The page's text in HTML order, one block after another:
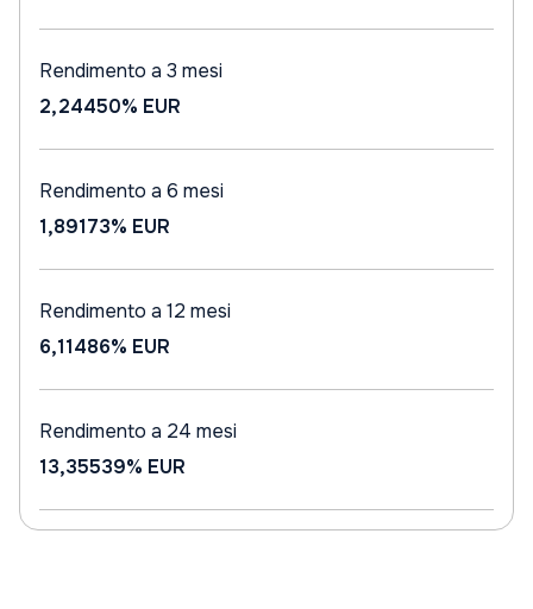
Rendimento a 3 mesi
2,24450% EUR
Rendimento a 6 mesi
1,89173% EUR
Rendimento a 12 mesi
6,11486% EUR
Rendimento a 24 mesi
13,35539% EUR